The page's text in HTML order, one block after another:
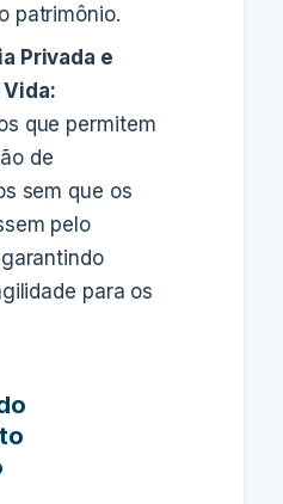
patrimônio.
Privada e
que permitem
de
sem que os
pelo
para os